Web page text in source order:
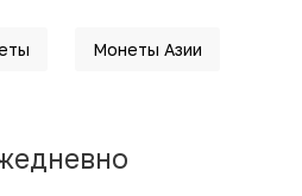
Монеты Азии